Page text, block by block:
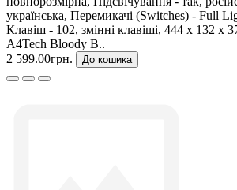
українська, Перемикачі (Switches) - Full
Клавіш - 102, змінні клавіші, 444 x 132 x
A4Tech Bloody B..
2 599.00грн.
До кошика